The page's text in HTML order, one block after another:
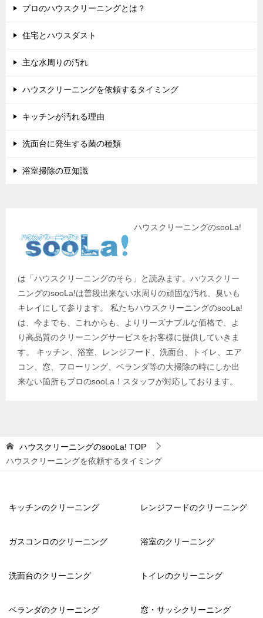
プロのハウスクリーニングとは？
住宅とハウスダスト
主な水周りの汚れ
ハウスクリーニングを依頼するタイミング
キッチンが汚れる理由
洗面台に発生する菌の種類
浴室掃除の豆知識
ハウスクリーニングのsooLa!
は「ハウスクリーニングのそら」と読みます。ハウスクリー
ニングのsooLa!は普段出来ない水周りの頑固な汚れ、臭いも
キレイにして参ります。 私たちハウスクリーニングのsooLa!
は、今までも、これからも、よりリーズナブルな価格で、よ
り高品質のクリーニングサービスをお客様に提供していきま
す。 キッチン、浴室、レンジフード、洗面台、トイレ、エア
コン、窓、フローリング、ベランダ等の大掃除の時にしか出
来ない箇所もプロのsooLa！スタッフが対応しております。
ハウスクリーニングのsooLa! TOP
ハウスクリーニングを依頼するタイミング
キッチンのクリーニング レンジフードのクリーニング
ガスコンロのクリーニング 浴室のクリーニング
洗面台のクリーニング トイレのクリーニング
ベランダのクリーニング 窓・サッシクリーニング